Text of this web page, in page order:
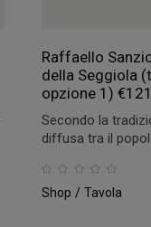
Raffaello
della Seggiola
opzione 1) €
Secondo la
diffusa tra il
Shop Tavola